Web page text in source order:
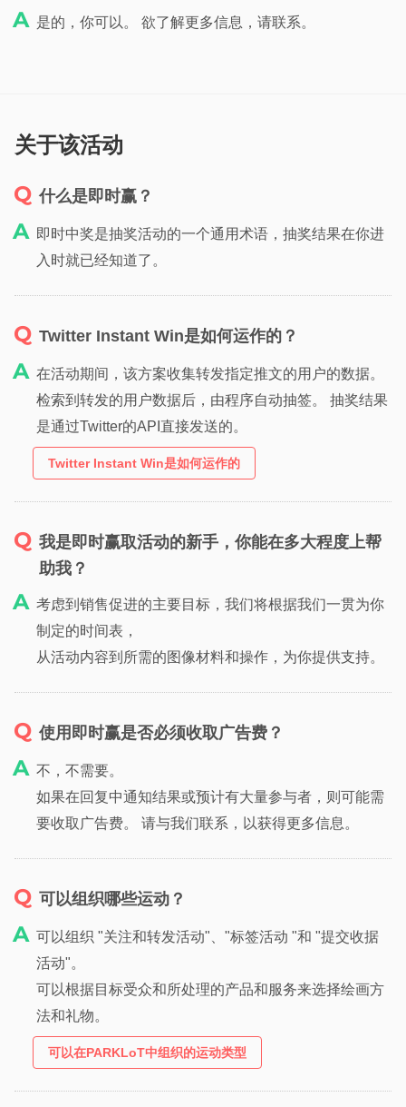
是的，你可以。 欲了解更多信息，请联系。
关于该活动
什么是即时赢？
即时中奖是抽奖活动的一个通用术语，抽奖结果在你进
入时就已经知道了。
Twitter Instant Win是如何运作的？
在活动期间，该方案收集转发指定推文的用户的数据。
检索到转发的用户数据后，由程序自动抽签。 抽奖结果
是通过Twitter的API直接发送的。
Twitter Instant Win是如何运作的
我是即时赢取活动的新手，你能在多大程度上帮
助我？
考虑到销售促进的主要目标，我们将根据我们一贯为你
制定的时间表，
从活动内容到所需的图像材料和操作，为你提供支持。
使用即时赢是否必须收取广告费？
不，不需要。
如果在回复中通知结果或预计有大量参与者，则可能需
要收取广告费。 请与我们联系，以获得更多信息。
可以组织哪些运动？
可以组织 "关注和转发活动"、"标签活动 "和 "提交收据
活动"。
可以根据目标受众和所处理的产品和服务来选择绘画方
法和礼物。
可以在PARKLoT中组织的运动类型